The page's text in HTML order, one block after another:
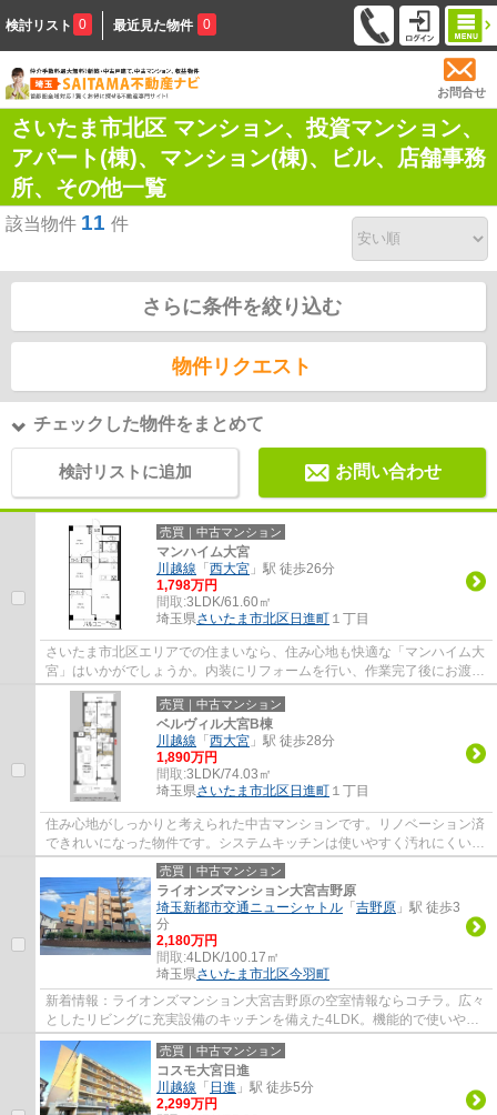
検討リスト 0 最近見た物件 0
お問合せ
さいたま市北区 マンション、投資マンション、
アパート(棟)、マンション(棟)、ビル、店舗事務
所、その他一覧
該当物件 11 件
さらに条件を絞り込む
物件リクエスト
チェックした物件をまとめて
検討リストに追加 お問い合わせ
売買｜中古マンション
マンハイム大宮
川越線 「 西大宮 」駅 徒歩26分
1,798万円
間取:3LDK/61.60㎡
埼玉県さいたま市北区 日進町 １丁目
さいたま市北区エリアでの住まいなら、住み心地も快適な「マンハイム大
宮」はいかがでしょうか。内装にリフォームを行い、作業完了後にお渡し
いたします。周辺のバス停は近いほど便利...
売買｜中古マンション
ベルヴィル大宮B棟
川越線 「 西大宮 」駅 徒歩28分
1,890万円
間取:3LDK/74.03㎡
埼玉県さいたま市北区 日進町 １丁目
住み心地がしっかりと考えられた中古マンションです。リノベーション済
できれいになった物件です。システムキッチンは使いやすく汚れにくいの
でご好評です。専有面積74.03㎡もあります...
売買｜中古マンション
ライオンズマンション大宮吉野原
埼玉新都市交通ニューシャトル 「 吉野原 」駅 徒歩3
分
2,180万円
間取:4LDK/100.17㎡
埼玉県さいたま市北区今羽町
新着情報：ライオンズマンション大宮吉野原の空室情報ならコチラ。広々
としたリビングに充実設備のキッチンを備えた4LDK。機能的で使いやす
いシステムキッチン付きなので、お料理を楽...
売買｜中古マンション
コスモ大宮日進
川越線 「 日進 」駅 徒歩5分
2,299万円